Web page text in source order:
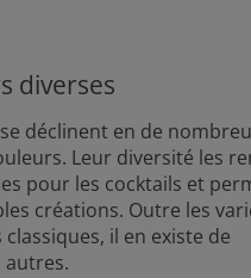
diverses
déclinent en de
Leur diversité les
pour les cocktails et
créations. Outre les
il en existe de
autres.